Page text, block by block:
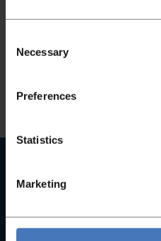
Selection
Necessary
Preferences
Statistics
Marketing
gesucht haben,
Bei uns finden Sie keine B-